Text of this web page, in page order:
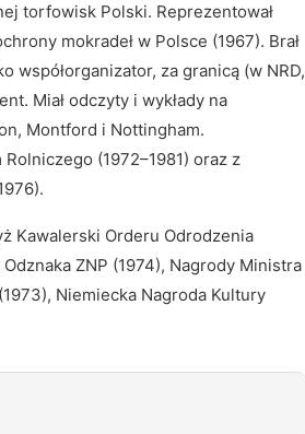
torfowisk Polski. Reprezentował
mokradeł w Polsce (1967). Brał
współorganizator, za granicą (w NRD,
Miał odczyty i wykłady na
Montford i Nottingham.
(1972–1981) oraz z
Kawalerski Orderu Odrodzenia
ZNP (1974), Nagrody Ministra
Niemiecka Nagroda Kultury